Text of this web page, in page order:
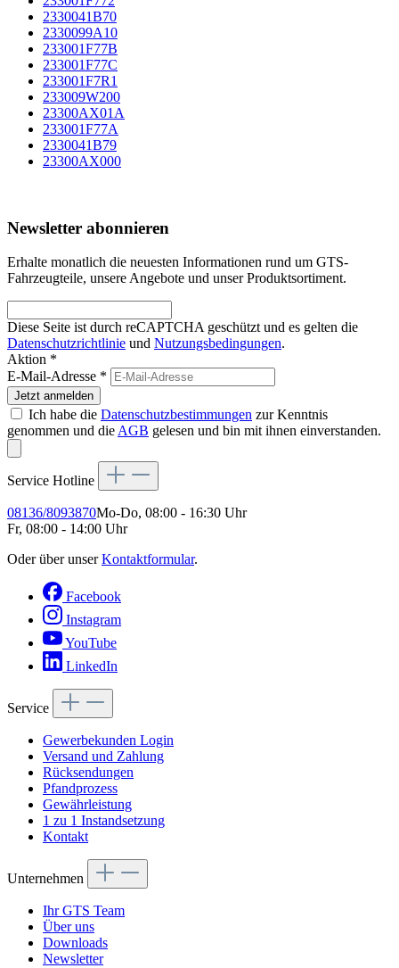
2330041B70
2330099A10
233001F77B
233001F77C
233001F7R1
233009W200
23300AX01A
233001F77A
2330041B79
23300AX000
Newsletter abonnieren
Erhalte monatlich die neuesten Informationen rund um GTS-
Fahrzeugteile, unsere Angebote und unser Produktsortiment.
Diese Seite ist durch reCAPTCHA geschützt und es gelten die
Datenschutzrichtlinie und Nutzungsbedingungen.
Aktion *
E-Mail-Adresse *
Jetzt anmelden
Ich habe die Datenschutzbestimmungen zur Kenntnis
genommen und die AGB gelesen und bin mit ihnen einverstanden.
Service Hotline
08136/8093870Mo-Do, 08:00 - 16:30 Uhr
Fr, 08:00 - 14:00 Uhr
Oder über unserKontaktformular.
Facebook
Instagram
YouTube
LinkedIn
Service
Gewerbekunden Login
Versand und Zahlung
Rücksendungen
Pfandprozess
Gewährleistung
1 zu 1 Instandsetzung
Kontakt
Unternehmen
Ihr GTS Team
Über uns
Downloads
Newsletter